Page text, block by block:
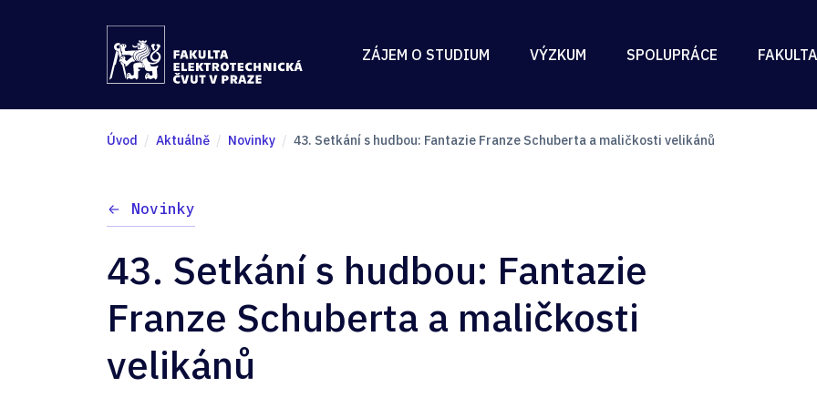
ZÁJEM O STUDIUM VÝZKUM SPOLUPRÁCE FAKULTA
Úvod Aktuálně Novinky 43. Setkání s hudbou: Fantazie Franze Schuberta a maličkosti velikánů
Novinky
43. Setkání s hudbou: Fantazie
Franze Schuberta a maličkosti
velikánů